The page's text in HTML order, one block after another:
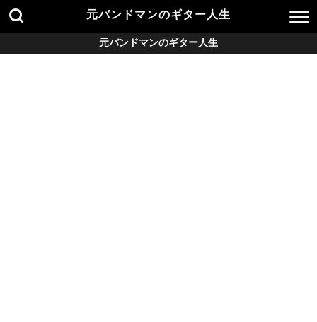
元バンドマンのギター人生
元バンドマンのギター人生